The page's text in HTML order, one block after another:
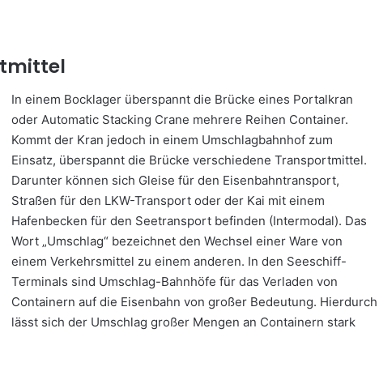
In einem Bocklager überspannt die Brücke eines Portalkran
oder Automatic Stacking Crane mehrere Reihen Container.
Kommt der Kran jedoch in einem Umschlagbahnhof zum
Einsatz, überspannt die Brücke verschiedene Transportmittel.
Darunter können sich Gleise für den Eisenbahntransport,
Straßen für den LKW-Transport oder der Kai mit einem
Hafenbecken für den Seetransport befinden (Intermodal). Das
Wort „Umschlag“ bezeichnet den Wechsel einer Ware von
einem Verkehrsmittel zu einem anderen. In den Seeschiff-
Terminals sind Umschlag-Bahnhöfe für das Verladen von
Containern auf die Eisenbahn von großer Bedeutung. Hierdurch
lässt sich der Umschlag großer Mengen an Containern stark